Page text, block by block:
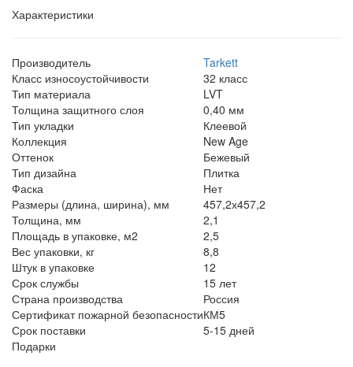
Характеристики
Производитель
Tarkett
Класс износоустойчивости
32 класс
Тип материала
LVT
Толщина защитного слоя
0,40 мм
Тип укладки
Клеевой
Коллекция
New Age
Оттенок
Бежевый
Тип дизайна
Плитка
Фаска
Нет
Размеры (длина, ширина), мм
457,2х457,2
Толщина, мм
2,1
Площадь в упаковке, м2
2,5
Вес упаковки, кг
8,8
Штук в упаковке
12
Срок службы
15 лет
Страна производства
Россия
Сертификат пожарной безопасностиКМ5
Срок поставки
5-15 дней
Подарки